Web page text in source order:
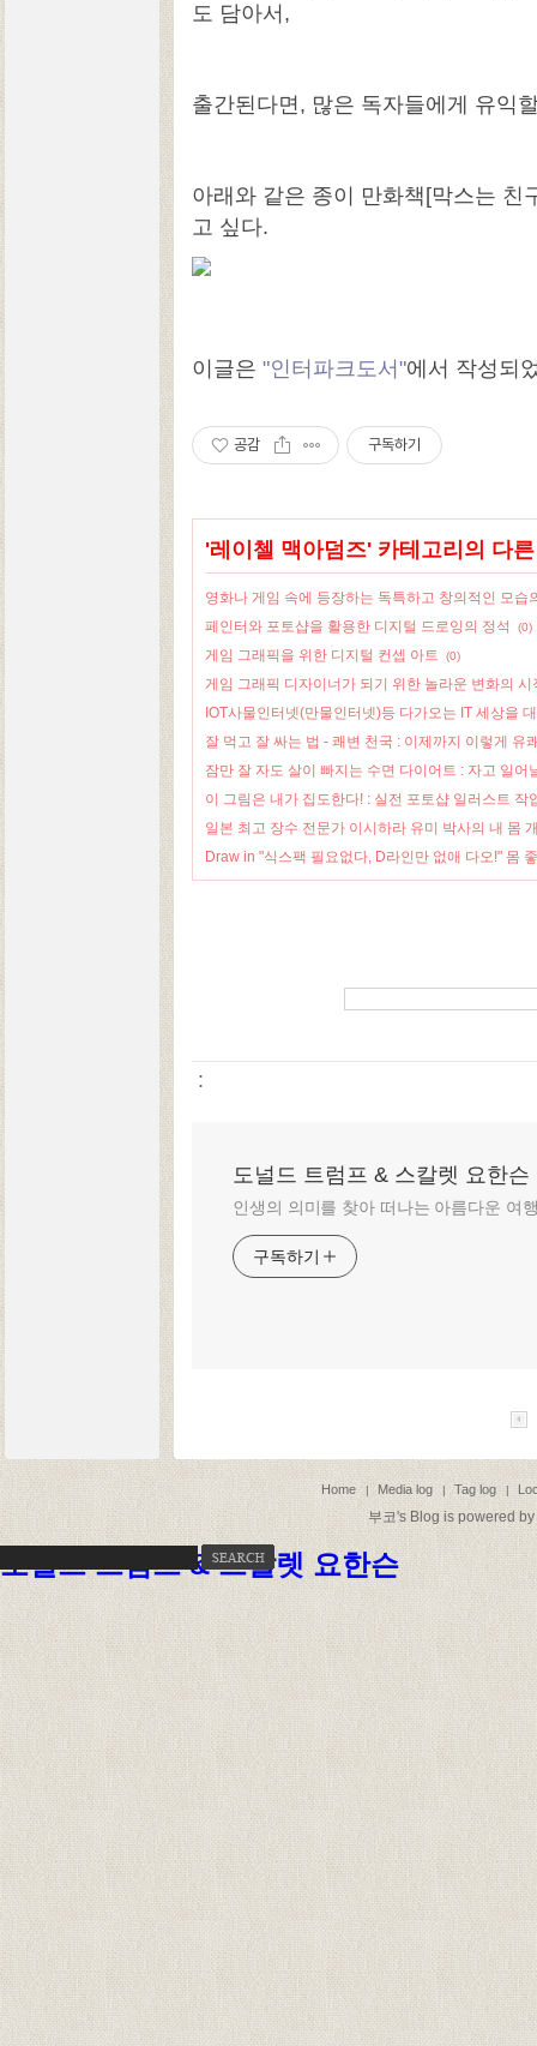
도 담아서,
출간된다면, 많은 독자들에게 유익
아래와 같은 종이 만화책[막스는 친
고 싶다.
이글은 "인터파크도서"에서 작성되
공감 구독하기
'레이첼 맥아덤즈' 카테고리의 다
영화나 게임 속에 등장하는 독특하고 창의적인 모습
페인터와 포토샵을 활용한 디지털 드로잉의 정석
(0)
게임 그래픽을 위한 디지털 컨셉 아트 (0)
게임 그래픽 디자이너가 되기 위한 놀라운 변화의 시
IOT사물인터넷(만물인터넷)등 다가오는 IT 세상을
잘 먹고 잘 싸는 법 - 쾌변 천국 : 이제까지 이렇게
잠만 잘 자도 살이 빠지는 수면 다이어트 : 자고 일어
이 그림은 내가 집도한다! : 실전 포토샵 일러스트 작
일본 최고 장수 전문가 이시하라 유미 박사의 내 몸
Draw in "식스팩 필요없다, D라인만 없애 다오!" 몸
:
도널드 트럼프 & 스칼렛 요한슨
인생의 의미를 찾아 떠나는 아름다운 여
구독하기
Home | Media log | Tag log |
부코's Blog is powered by
도널드 트럼프 & 스칼렛 요한슨